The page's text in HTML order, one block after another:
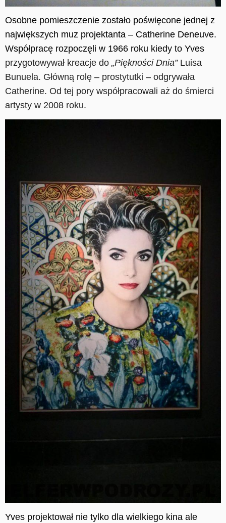
Osobne pomieszczenie zostało poświęcone jednej z
największych muz projektanta – Catherine Deneuve.
Współpracę rozpoczęli w 1966 roku kiedy to Yves
przygotowywał kreacje do „Piękności Dnia”Luisa
Bunuela. Główną rolę – prostytutki – odgrywała
Catherine. Od tej pory współpracowali aż do śmierci
artysty w 2008 roku.
Yves projektował nie tylko dla wielkiego kina ale